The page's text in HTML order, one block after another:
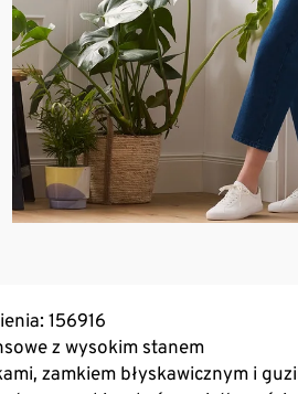
156916
z wysokim stanem
zamkiem błyskawicznym i